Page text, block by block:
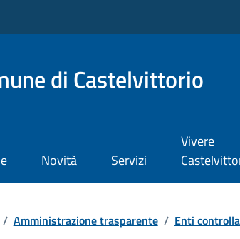
di Castelvittorio
Novità Servizi
Vivere
/ Amministrazione trasparente / Enti